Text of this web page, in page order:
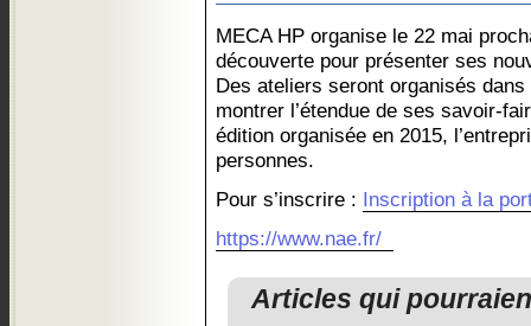
MECA HP organise le 22 mai
découverte pour présenter ses
Des ateliers seront organisés
montrer l’étendue de ses savoir-
édition organisée en 2015,
personnes.
Pour s’inscrire : Inscription à la
https://www.nae.fr/
Articles qui